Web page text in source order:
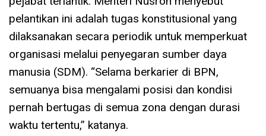
pelantikan ini adalah tugas konstitusional yang
dilaksanakan secara periodik untuk memperkuat
organisasi melalui penyegaran sumber daya
manusia (SDM). “Selama berkarier di BPN,
semuanya bisa mengalami posisi dan kondisi
pernah bertugas di semua zona dengan durasi
waktu tertentu,” katanya.